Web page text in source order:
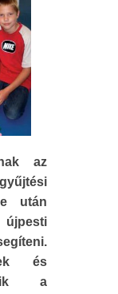
az
után
és
a